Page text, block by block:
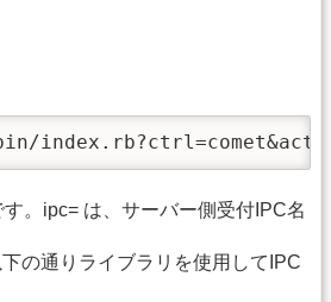
。ipc= は、サーバー側受付IPC名
の通りライブラリを使用してIPC